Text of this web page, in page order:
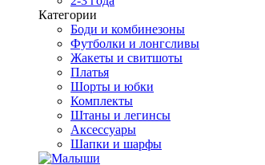
Категории
Боди и комбинезоны
Футболки и лонгсливы
Жакеты и свитшоты
Платья
Шорты и юбки
Комплекты
Штаны и легинсы
Аксессуары
Шапки и шарфы